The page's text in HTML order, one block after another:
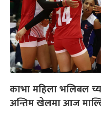
काभा महिला भलिबल
अन्तिम खेलमा आज